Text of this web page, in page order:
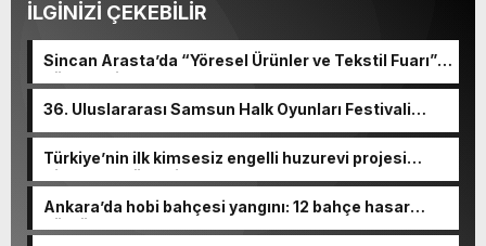
İLGİNİZİ ÇEKEBİLİR
Sincan Arasta’da “Yöresel Ürünler ve Tekstil Fuarı”
düzenleniyor
36. Uluslararası Samsun Halk Oyunları Festivali
Türkiye’nin ilk kimsesiz engelli huzurevi projesi
Sincan’da yükseliyor
Ankara’da hobi bahçesi yangını: 12 bahçe hasar
gördü